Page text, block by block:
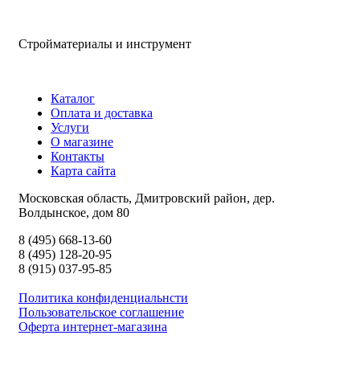
Стройматериалы и инструмент
Каталог
Оплата и доставка
Услуги
О магазине
Контакты
Карта сайта
Московская область, Дмитровский район, дер.
Волдынское, дом 80
8 (495) 668-13-60
8 (495) 128-20-95
8 (915) 037-95-85
Политика конфиденциальнсти
Пользовательское соглашение
Оферта интернет-магазина